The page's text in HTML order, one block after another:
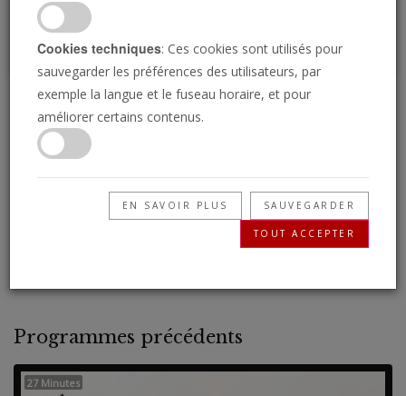
Trump contre Macron
dans la prophétie
biblique
Programmes précédents
27 Minutes
Cookies techniques: Ces cookies sont utilisés pour
sauvegarder les préférences des utilisateurs, par
exemple la langue et le fuseau horaire, et pour
améliorer certains contenus.
EN SAVOIR PLUS SAUVEGARDER
TOUT ACCEPTER